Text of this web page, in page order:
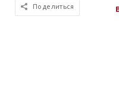
Поделиться